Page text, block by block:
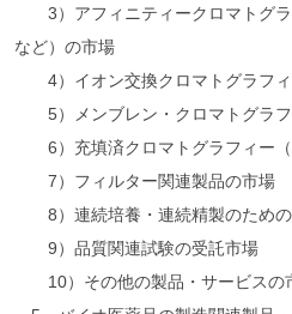
3）アフィニティークロマトグラ
など）の市場
4）イオン交換クロマトグラフィ
5）メンブレン・クロマトグラフ
6）充填済クロマトグラフィー（
7）フィルター関連製品の市場
8）連続培養・連続精製のための
9）品質関連試験の受託市場
10）その他の製品・サービスの